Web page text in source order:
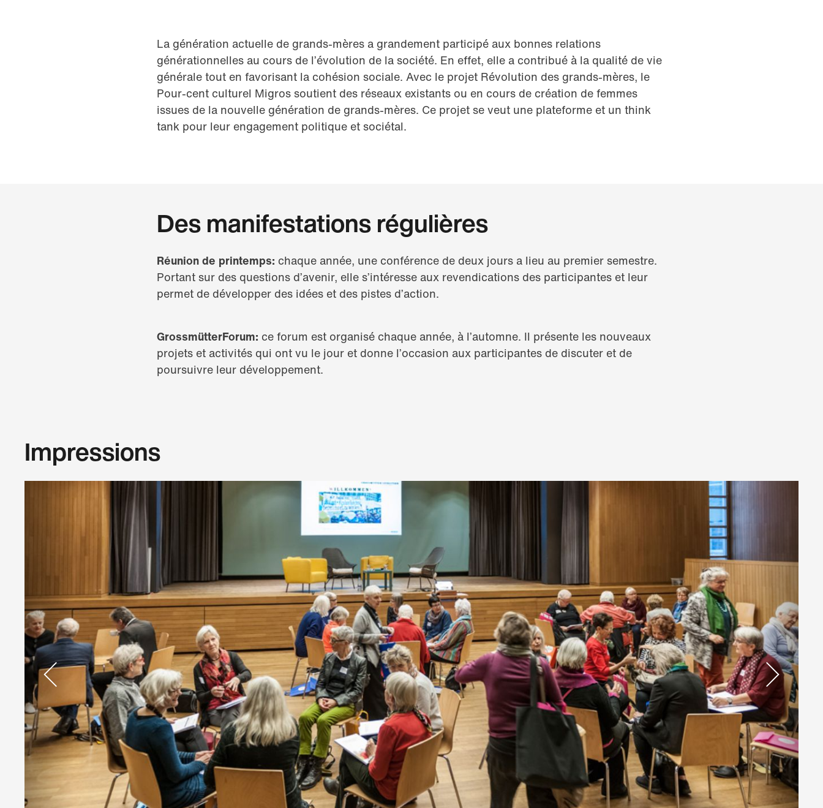
La génération actuelle de grands-mères a grandement participé aux bonnes relations
générationnelles au cours de l’évolution de la société. En effet, elle a contribué à la qualité de vie
générale tout en favorisant la cohésion sociale. Avec le projet Révolution des grands-mères, le
Pour-cent culturel Migros soutient des réseaux existants ou en cours de création de femmes
issues de la nouvelle génération de grands-mères. Ce projet se veut une plateforme et un think
tank pour leur engagement politique et sociétal.
Des manifestations régulières
Réunion de printemps: chaque année, une conférence de deux jours a lieu au premier semestre.
Portant sur des questions d’avenir, elle s’intéresse aux revendications des participantes et leur
permet de développer des idées et des pistes d’action.
GrossmütterForum: ce forum est organisé chaque année, à l’automne. Il présente les nouveaux
projets et activités qui ont vu le jour et donne l’occasion aux participantes de discuter et de
poursuivre leur développement.
Impressions